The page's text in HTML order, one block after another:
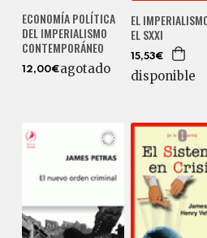
ECONOMÍA POLÍTICA
DEL IMPERIALISMO
CONTEMPORÁNEO
12,00€agotado
EL
EL SXXI
15,53€
disponible